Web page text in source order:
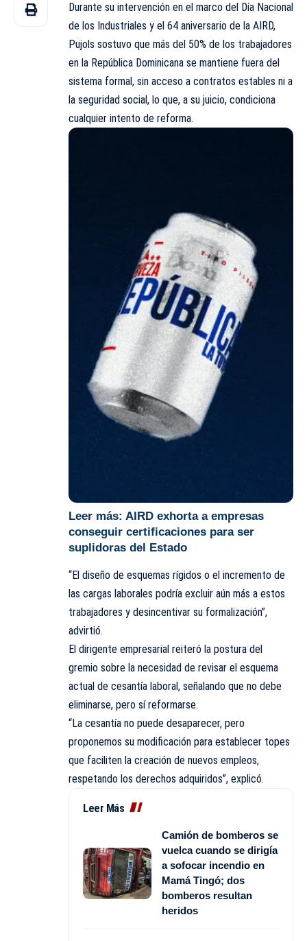
Durante su intervención en el marco del Día Nacional
de los Industriales y el 64 aniversario de la AIRD,
Pujols sostuvo que más del 50% de los trabajadores
en la República Dominicana se mantiene fuera del
sistema formal, sin acceso a contratos estables ni a
la seguridad social, lo que, a su juicio, condiciona
cualquier intento de reforma.
Leer más: AIRD exhorta a empresas
conseguir certificaciones para ser
suplidoras del Estado
“El diseño de esquemas rígidos o el incremento de
las cargas laborales podría excluir aún más a estos
trabajadores y desincentivar su formalización”,
advirtió.
El dirigente empresarial reiteró la postura del
gremio sobre la necesidad de revisar el esquema
actual de cesantía laboral, señalando que no debe
eliminarse, pero sí reformarse.
“La cesantía no puede desaparecer, pero
proponemos su modificación para establecer topes
que faciliten la creación de nuevos empleos,
respetando los derechos adquiridos”, explicó.
Leer Más
Camión de bomberos se
vuelca cuando se dirigía
a sofocar incendio en
Mamá Tingó; dos
bomberos resultan
heridos